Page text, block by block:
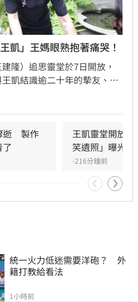
凱」王媽眼熟抱著痛哭！
隆）追思靈堂於7日開放，
凱結識逾二十年的摯友、邱
助打點後事。由於兩人外貌
邱瓈寬展現義氣，主動承擔治
程留守，陪伴王凱走完人生
的兄弟情誼與邱瓈寬的溫暖
面臨驟變時最堅強的後盾，各
逝　製作
王凱靈堂開放
笑遺照」曝光
-216分鐘前
統一火力低迷需要洋砲？　外
籍打教給看法
1小時前